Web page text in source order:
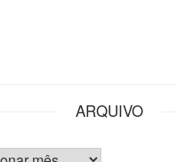
ARQUIVO